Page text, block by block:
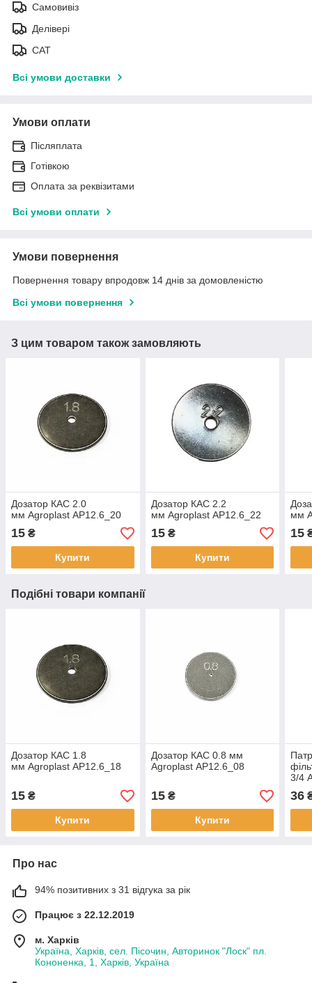
Самовивіз
Делівері
САТ
Всі умови доставки
Умови оплати
Післяплата
Готівкою
Оплата за реквізитами
Всі умови оплати
Умови повернення
Повернення товару впродовж 14 днів за домовленістю
Всі умови повернення
З цим товаром також замовляють
Дозатор КАС 2.0
мм Agroplast AP12.6_20
15 ₴
Купити
Дозатор КАС 2.2
мм Agroplast AP12.6_22
15₴
Купити
мм
15
Подібні товари компанії
Дозатор КАС 1.8
мм Agroplast AP12.6_18
15 ₴
Купити
Дозатор КАС 0.8 мм
Agroplast AP12.6_08
15₴
Купити
3/4
36
Про нас
94% позитивних з 31 відгука за рік
Працює з 22.12.2019
м. Харків
Україна, Харків, сел. Пісочин, Авторинок "Лоск" пл.
Кононенка, 1, Харків, Україна